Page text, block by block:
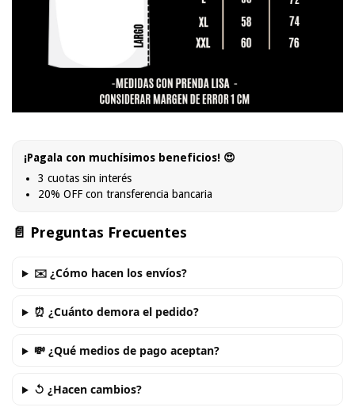
¡Pagala con muchísimos beneficios! 😍
3 cuotas sin interés
20% OFF con transferencia bancaria
📄 Preguntas Frecuentes
✉️ ¿Cómo hacen los envíos?
⏰ ¿Cuánto demora el pedido?
💸 ¿Qué medios de pago aceptan?
↺ ¿Hacen cambios?